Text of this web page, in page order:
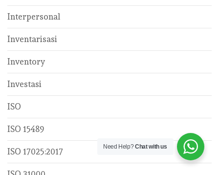
Interpersonal
Inventarisasi
Inventory
Investasi
ISO
ISO 15489
ISO 17025:2017
Need Help?Chat with us